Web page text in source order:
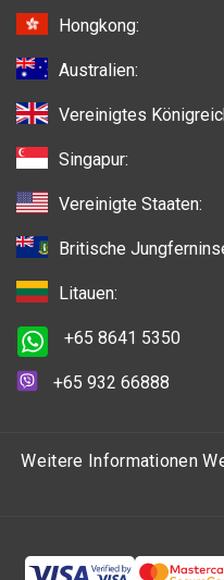
Hongkong:
Australien:
Vereinigtes
Singapur:
Vereinigte Staaten:
Britische
Litauen:
+65 8641 5350
+65 932 66888
Weitere Informationen